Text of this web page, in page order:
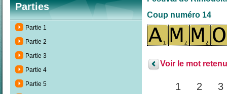
Parties
Partie 1
Partie 2
Partie 3
Partie 4
Partie 5
Coup numéro 14
Voir le mot
1 2
3